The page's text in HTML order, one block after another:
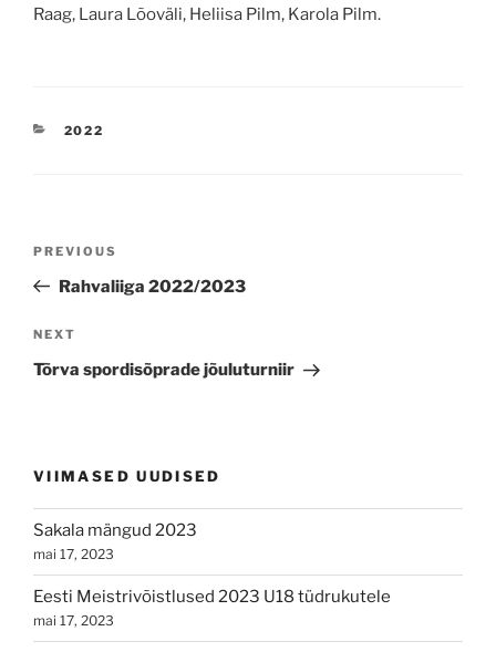
Raag, Laura Lõoväli, Heliisa Pilm, Karola Pilm.
CATEGORIES
2022
Navigeerimine
Previous
Post
PREVIOUS
Rahvaliiga 2022/2023
Next
Post
NEXT
Tõrva spordisõprade jõuluturniir
VIIMASED UUDISED
Sakala mängud 2023
mai 17, 2023
Eesti Meistrivõistlused 2023 U18 tüdrukutele
mai 17, 2023